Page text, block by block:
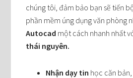
chúng tôi, đảm bảo bạn sẽ tiến
phần mềm úng dụng văn phòng
Autocad một cách nhanh nhất
thái nguyên.
Nhận dạy tin học căn bản,